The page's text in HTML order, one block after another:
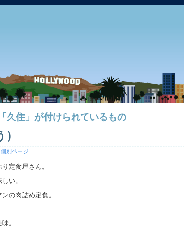
久住」が付けられているもの
個別ページ
定食屋さん。
い。
の肉詰め定食。
。